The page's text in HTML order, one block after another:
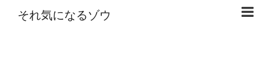
それ気になるゾウ